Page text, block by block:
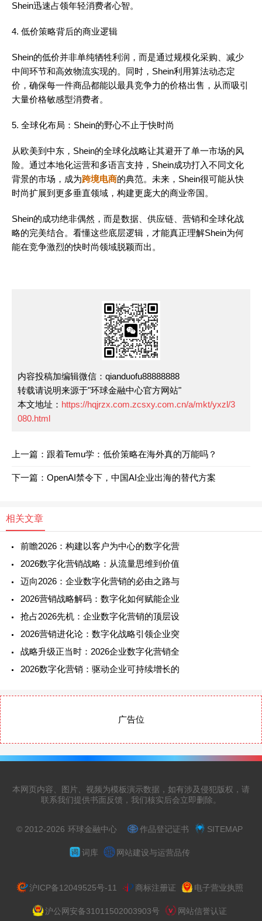
Shein迅速占领年轻消费者心智。
4. 低价策略背后的商业逻辑
Shein的低价并非单纯牺牲利润，而是通过规模化采购、减少
中间环节和高效物流实现的。同时，Shein利用算法动态定
价，确保每一件商品都能以最具竞争力的价格出售，从而吸引
大量价格敏感型消费者。
5. 全球化布局：Shein的野心不止于快时尚
从欧美到中东，Shein的全球化战略让其避开了单一市场的风
险。通过本地化运营和多语言支持，Shein成功打入不同文化
背景的市场，成为跨境电商的典范。未来，Shein很可能从快
时尚扩展到更多垂直领域，构建更庞大的商业帝国。
Shein的成功绝非偶然，而是数据、供应链、营销和全球化战
略的完美结合。看懂这些底层逻辑，才能真正理解Shein为何
能在竞争激烈的快时尚领域脱颖而出。
内容投稿加编辑微信：qianduofu88888888
转载请说明来源于"环球金融中心官方网站"
本文地址： https://hqjrzx.com.zcsxy.com.cn/a/mkt/yxzl/3
080.html
上一篇：跟着Temu学：低价策略在海外真的万能吗？
下一篇：OpenAI禁令下，中国AI企业出海的替代方案
相关文章
前瞻2026：构建以客户为中心的数字化营
2026数字化营销战略：从流量思维到价值
迈向2026：企业数字化营销的必由之路与
2026营销战略解码：数字化如何赋能企业
抢占2026先机：企业数字化营销的顶层设
2026营销进化论：数字化战略引领企业突
战略升级正当时：2026企业数字化营销全
2026数字化营销：驱动企业可持续增长的
广告位
本网页内容、图片、视频为模板演示数据，如有涉及侵犯版权，请
联系我们提供书面反馈，我们核实后会立即删除。
© 2012-2026 环球金融中心 作品登记证书 SITEMAP
词库 网站建设与运营品传
沪ICP备12049525号-11 商标注册证 电子营业执照
沪公网安备31011502003903号 网站信誉认证